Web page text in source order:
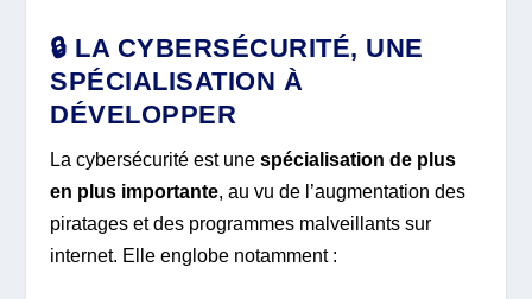
🔒 LA CYBERSÉCURITÉ, UNE
SPÉCIALISATION À
DÉVELOPPER
La cybersécurité est unespécialisation de plus
en plus importante, au vu de l’augmentation des
piratages et des programmes malveillants sur
internet. Elle englobe notamment :